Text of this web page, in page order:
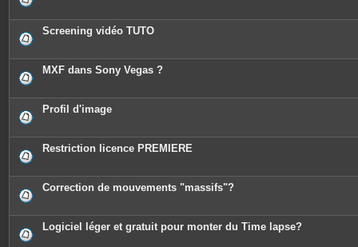
Screening vidéo TUTO
MXF dans Sony Vegas ?
Profil d'image
Restriction licence PREMIERE
Correction de mouvements "massifs"?
Logiciel léger et gratuit pour monter du Time lapse?